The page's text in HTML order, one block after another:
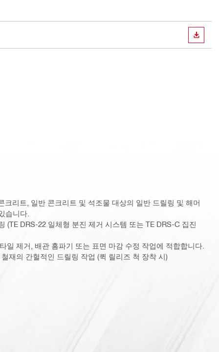
다운로
크리트, 일반 콘크리트 및 석조물 대상의 일반 드릴링 및 해머
습니다.
(TE DRS-22 일체형 분진 제거 시스템 또는 TE DRS-C 집진
일 제거, 배관 홈파기 또는 표면 마감 수정 작업에 적합합니다.
재의 간헐적인 드릴링 작업 (퀵 릴리즈 척 장착 시)